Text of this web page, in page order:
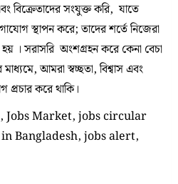
বিক্রেতাদের সংযুক্ত করি, যাতে
স্থাপন করে; তাদের শর্তে নিজেরা
। সরাসরি অংশগ্রহন করে কেনা বেচা
আমরা স্বচ্ছতা, বিশ্বাস এবং
প্রচার করে থাকি।
Jobs Market, jobs circular
Bangladesh, jobs alert,